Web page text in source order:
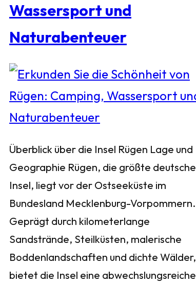
Wassersport und
Naturabenteuer
Überblick über die Insel Rügen Lage und
Geographie Rügen, die größte deutsche
Insel, liegt vor der Ostseeküste im
Bundesland Mecklenburg-Vorpommern.
Geprägt durch kilometerlange
Sandstrände, Steilküsten, malerische
Boddenlandschaften und dichte Wälder,
bietet die Insel eine abwechslungsreiche